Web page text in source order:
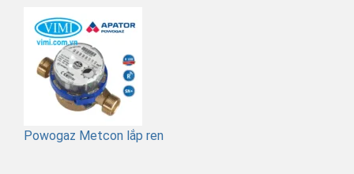
Powogaz Metcon lắp ren